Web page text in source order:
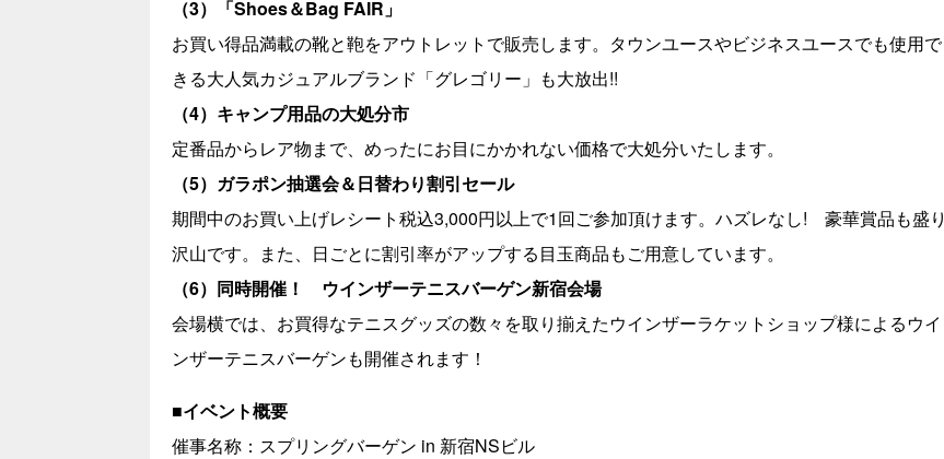
（3）「Shoes＆Bag FAIR」
お買い得品満載の靴と鞄をアウトレットで販売します。タウンユースやビジネスユースでも使用で
きる大人気カジュアルブランド「グレゴリー」も大放出!!
（4）キャンプ用品の大処分市
定番品からレア物まで、めったにお目にかかれない価格で大処分いたします。
（5）ガラポン抽選会＆日替わり割引セール
期間中のお買い上げレシート税込3,000円以上で1回ご参加頂けます。ハズレなし! 豪華賞品も盛り
沢山です。また、日ごとに割引率がアップする目玉商品もご用意しています。
（6）同時開催！ ウインザーテニスバーゲン新宿会場
会場横では、お買得なテニスグッズの数々を取り揃えたウインザーラケットショップ様によるウイ
ンザーテニスバーゲンも開催されます！
■イベント概要
催事名称：スプリングバーゲン in 新宿NSビル